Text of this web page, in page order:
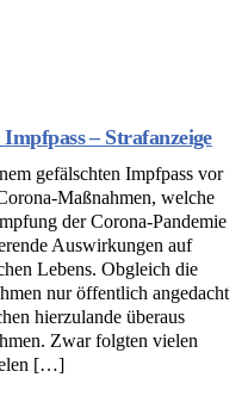
– Strafanzeige
gefälschten Impfpass vor
Maßnahmen, welche
der Corona-Pandemie
Auswirkungen auf
Lebens. Obgleich die
nur öffentlich angedacht
hierzulande überaus
Zwar folgten vielen
[…]